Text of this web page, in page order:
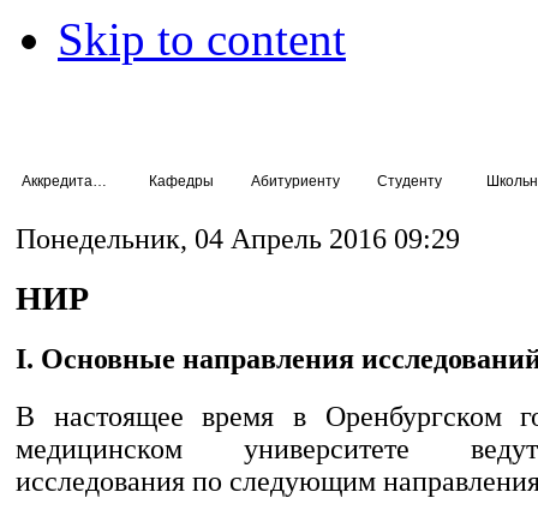
Skip to content
Кафедры Абитуриенту Студенту
Понедельник, 04 Апрель 2016 09:29
НИР
I. Основные направления
В настоящее время в Оренбургском
медицинском университете
исследования по следующим